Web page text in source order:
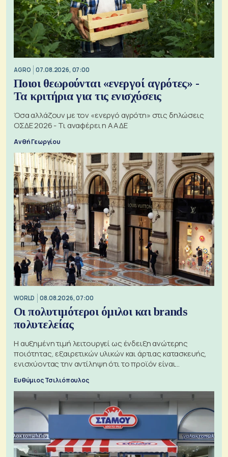
AGRO 07.08.2026, 07:00
Ποιοι θεωρούνται «ενεργοί αγρότες» -
Τα κριτήρια για τις ενισχύσεις
Όσα αλλάζουν με τον «ενεργό αγρότη» στις δηλώσεις
ΟΣΔΕ 2026 - Τι αναφέρει η ΑΑΔΕ
Ανθή Γεωργίου
WORLD 08.08.2026, 07:00
Οι πολυτιμότεροι όμιλοι και brands
πολυτελείας
Η αυξημένη τιμή λειτουργεί ως ένδειξη ανώτερης
ποιότητας, εξαιρετικών υλικών και άρτιας κατασκευής,
ενισχύοντας την αντίληψη ότι το προϊόν είναι
Ευθύμιος Τσιλιόπουλος